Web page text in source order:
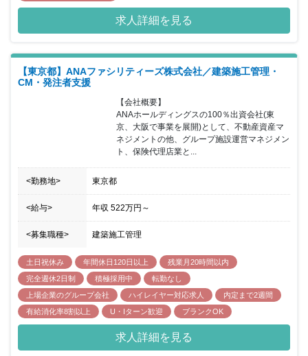
求人詳細を見る
【東京都】ANAファシリティーズ株式会社／建築施工管理・
CM・発注者支援
【会社概要】
ANAホールディングスの100％出資会社(東
京、大阪で事業を展開)として、不動産資産マ
ネジメントの他、グループ施設運営マネジメン
ト、保険代理店業と...
<勤務地> 東京都
<給与> 年収 522万円 ～
<募集職種> 建築施工管理
土日祝休み 年間休日120日以上
残業月20時間以内
完全週休2日制
積極採用中
転勤なし
上場企業のグループ会社
ハイレイヤー対応求人
内定まで2週間
有給消化率8割以上
U・Iターン歓迎 ブランクOK
求人詳細を見る